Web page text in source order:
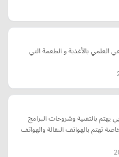
بالأغذية و الطعمة التي
بالتقنية وشروحات البرامج
تهتم بالهواتف النقالة والهواتف